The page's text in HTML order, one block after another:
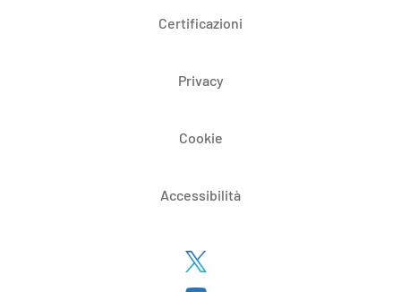
Certificazioni
Privacy
Cookie
Accessibilità